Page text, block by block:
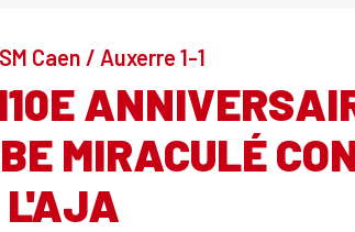
Caen / Auxerre 1-1
MIRACULÉ
L'AJA